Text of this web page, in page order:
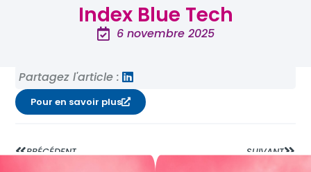
Index Blue Tech
6 novembre 2025
Partagez l'article :
Pour en savoir plus
PRÉCÉDENT SUIVANT